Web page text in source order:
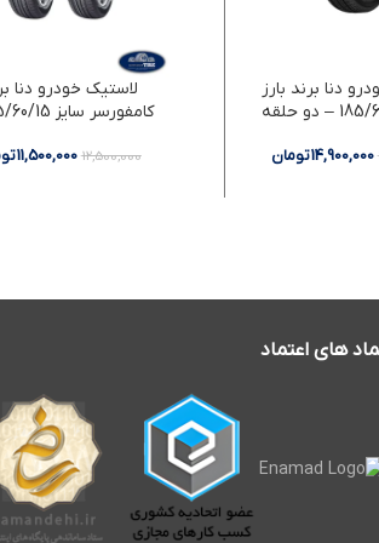
دنا برند بارز
14,900,000تومان
لاستیک خودرو دنا
12,500,000
11,500,000
های اعتماد